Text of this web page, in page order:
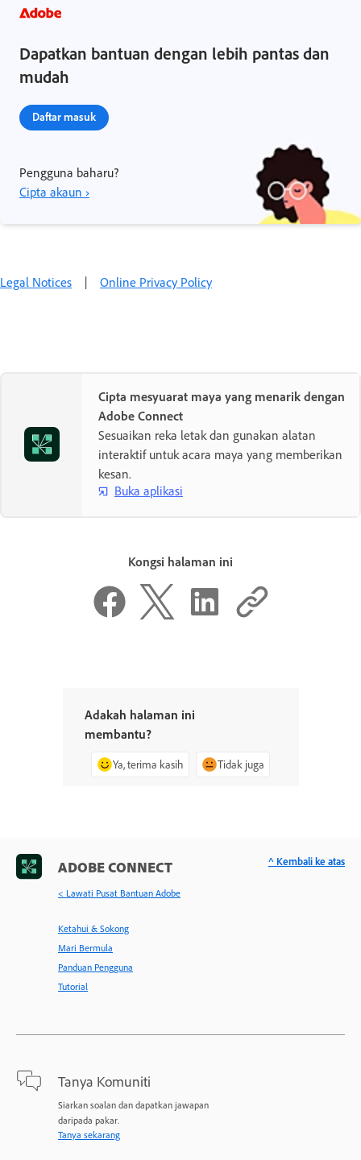
Dapatkan bantuan dengan lebih pantas dan
mudah
Daftar masuk
Pengguna baharu?
Cipta akaun ›
Legal Notices | Online Privacy Policy
Cipta mesyuarat maya yang menarik dengan
Adobe Connect
Sesuaikan reka letak dan gunakan alatan
interaktif untuk acara maya yang memberikan
kesan.
Buka aplikasi
Kongsi halaman ini
Adakah halaman ini
membantu?
Ya, terima kasih Tidak juga
ADOBE CONNECT
< Lawati Pusat Bantuan Adobe
Ketahui & Sokong
Mari Bermula
Panduan Pengguna
Tutorial
Tanya Komuniti
Siarkan soalan dan dapatkan jawapan
daripada pakar.
Tanya sekarang
^ Kembali ke atas